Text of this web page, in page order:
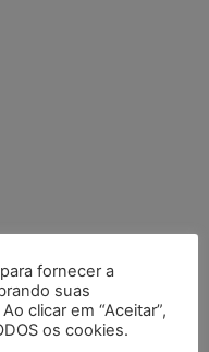
com conteúdo sexual
suas plataformas
fornecer a
suas
clicar em “Aceitar”,
os cookies.